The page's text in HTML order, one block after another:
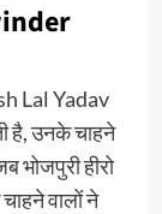
Lal Yadav
है, उनके चाहने
भोजपुरी हीरो
वालों ने